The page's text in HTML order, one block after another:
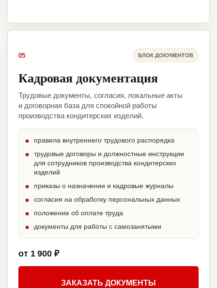
05 БЛОК ДОКУМЕНТОВ
Кадровая документация
Трудовые документы, согласия, локальные акты
и договорная база для спокойной работы
производства кондитерских изделий.
правила внутреннего трудового распорядка
трудовые договоры и должностные инструкции
для сотрудников производства кондитерских
изделий
приказы о назначении и кадровые журналы
согласия на обработку персональных данных
положение об оплате труда
документы для работы с самозанятыми
от 1 900 ₽
ЗАКАЗАТЬ ДОКУМЕНТЫ